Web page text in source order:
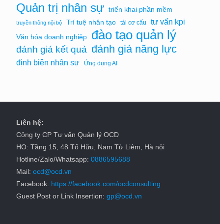
Quản trị nhân sự triển khai phần mềm
truyền thông nội bộ Trí tuệ nhân tạo tái cơ cấu tư vấn kpi
Văn hóa doanh nghiệp đào tạo quản lý
đánh giá kết quả đánh giá năng lực
định biên nhân sự Ứng dụng AI
Liên hệ:
Công ty CP Tư vấn Quản lý OCD
HO: Tầng 15, 48 Tố Hữu, Nam Từ Liêm, Hà nội
Hotline/Zalo/Whatsapp: 0886595688
Mail: ocd@ocd.vn
Facebook: https://facebook.com/ocdconsulting
Guest Post or Link Insertion: gp@ocd.vn